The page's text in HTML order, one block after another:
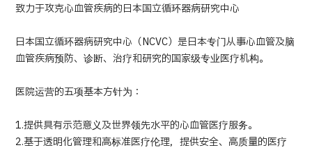
致力于攻克心血管疾病的日本国立循环器病研究中心
日本国立循环器病研究中心（NCVC）是日本专门从事心血管及脑
血管疾病预防、诊断、治疗和研究的国家级专业医疗机构。
医院运营的五项基本方针为：
1.提供具有示范意义及世界领先水平的心血管医疗服务。
2.基于透明化管理和高标准医疗伦理，提供安全、高质量的医疗